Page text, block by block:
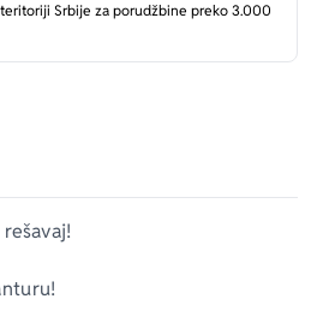
teritoriji Srbije za porudžbine preko 3.000